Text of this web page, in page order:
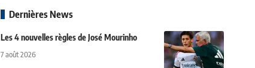
Dernières News
Les 4 nouvelles règles de José Mourinho
7 août 2026